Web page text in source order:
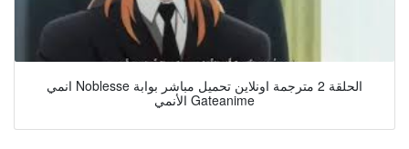
انمي Noblesse الحلقة 2 مترجمة اونلاين تحميل مباشر بوابة
الأنمي Gateanime